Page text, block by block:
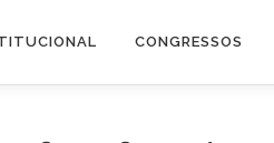
CONGRESSOS